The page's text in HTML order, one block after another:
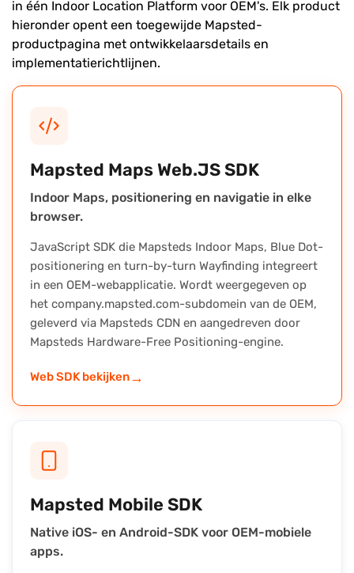
in één Indoor Location Platform voor OEM's. Elk product
hieronder opent een toegewijde Mapsted-
productpagina met ontwikkelaarsdetails en
implementatierichtlijnen.
Mapsted Maps Web.JS SDK
Indoor Maps, positionering en navigatie in elke
browser.
JavaScript SDK die Mapsteds Indoor Maps, Blue Dot-
positionering en turn-by-turn Wayfinding integreert
in een OEM-webapplicatie. Wordt weergegeven op
het company.mapsted.com-subdomein van de OEM,
geleverd via Mapsteds CDN en aangedreven door
Mapsteds Hardware-Free Positioning-engine.
Web SDK bekijken→
Mapsted Mobile SDK
Native iOS- en Android-SDK voor OEM-mobiele
apps.